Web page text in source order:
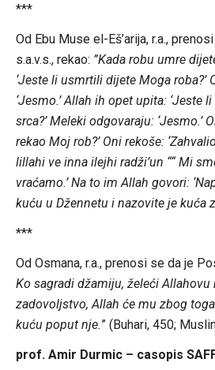
***
Od Ebu Muse el-Eš’arija, r.a.,
s.a.v.s., rekao: ”Kada robu umre
‘Jeste li usmrtili dijete Moga roba?’
‘Jesmo.’ Allah ih opet upita: ‘Jeste
srca?’ Meleki odgovaraju: ‘Jesmo.’
rekao Moj rob?’ Oni rekoše:
lillahi ve inna ilejhi radži’un ““ Mi
vraćamo.’ Na to im Allah govori:
kuću u Džennetu i nazovite je kuća
***
Od Osmana, r.a., prenosi se da je
Ko sagradi džamiju, želeći Allahovu
zadovoljstvo, Allah će mu zbog
kuću poput nje.” (Buhari, 450;
prof. Amir Durmic – casopis